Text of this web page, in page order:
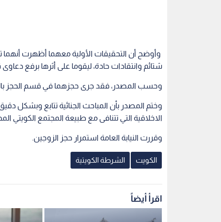
وأوضح أن التحقيقات الأولية معهما أظهرت أنهما
شتائم وانتقادات حادة، ليقوما على أثرها برفع
وحسب المصدر، فقد جرى حجزهما في قسم الحجز
وختم المصدر بأن المباحث الجنائية تتابع وبشكل
الاخلاقية التي تتنافى مع طبيعة المجتمع الكويتي
وقررت النيابة العامة استمرار حجز الزوجين.
الكويت الشرطة الكويتية
اقرأ أيضاً